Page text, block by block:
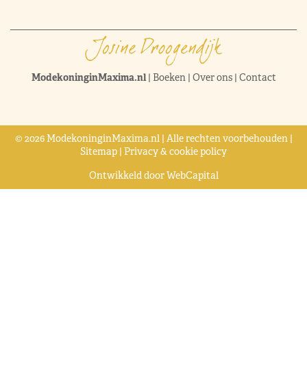
ModekoninginMaxima.nl| Boeken| Over ons| Contact
© 2026 ModekoninginMaxima.nl | Alle rechten voorbehouden |
Sitemap | Privacy & cookie policy
Ontwikkeld doorWebCapital